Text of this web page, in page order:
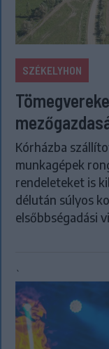
SZÉKELYHON
Kórházba
munkagépek
rendeleteket is
délután súlyos
elsőbbségadási
`